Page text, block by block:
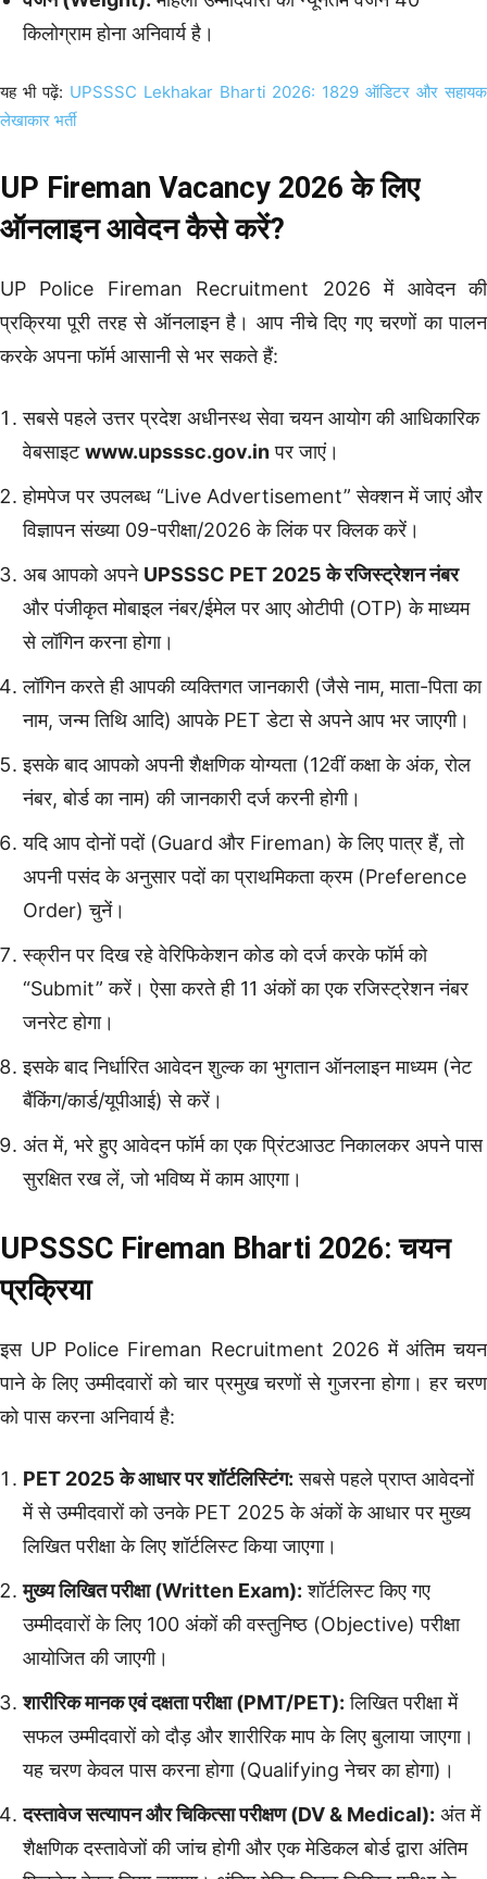
किलोग्राम होना अनिवार्य है।
यह भी पढ़ें: UPSSSC Lekhakar Bharti 2026: 1829 ऑडिटर और सहायक
लेखाकार भर्ती
UP Fireman Vacancy 2026 के लिए
ऑनलाइन आवेदन कैसे करें?
UP Police Fireman Recruitment 2026 में आवेदन की
प्रक्रिया पूरी तरह से ऑनलाइन है। आप नीचे दिए गए चरणों का पालन
करके अपना फॉर्म आसानी से भर सकते हैं:
सबसे पहले उत्तर प्रदेश अधीनस्थ सेवा चयन आयोग की आधिकारिक
वेबसाइटwww.upsssc.gov.inपर जाएं।
होमपेज पर उपलब्ध “Live Advertisement” सेक्शन में जाएं और
विज्ञापन संख्या 09-परीक्षा/2026 के लिंक पर क्लिक करें।
अब आपको अपने UPSSSC PET 2025 के रजिस्ट्रेशन नंबर
और पंजीकृत मोबाइल नंबर/ईमेल पर आए ओटीपी (OTP) के माध्यम
से लॉगिन करना होगा।
लॉगिन करते ही आपकी व्यक्तिगत जानकारी (जैसे नाम, माता-पिता का
नाम, जन्म तिथि आदि) आपके PET डेटा से अपने आप भर जाएगी।
इसके बाद आपको अपनी शैक्षणिक योग्यता (12वीं कक्षा के अंक, रोल
नंबर, बोर्ड का नाम) की जानकारी दर्ज करनी होगी।
यदि आप दोनों पदों (Guard और Fireman) के लिए पात्र हैं, तो
अपनी पसंद के अनुसार पदों का प्राथमिकता क्रम (Preference
Order) चुनें।
स्क्रीन पर दिख रहे वेरिफिकेशन कोड को दर्ज करके फॉर्म को
“Submit” करें। ऐसा करते ही 11 अंकों का एक रजिस्ट्रेशन नंबर
जनरेट होगा।
इसके बाद निर्धारित आवेदन शुल्क का भुगतान ऑनलाइन माध्यम (नेट
बैंकिंग/कार्ड/यूपीआई) से करें।
अंत में, भरे हुए आवेदन फॉर्म का एक प्रिंटआउट निकालकर अपने पास
सुरक्षित रख लें, जो भविष्य में काम आएगा।
UPSSSC Fireman Bharti 2026: चयन
प्रक्रिया
इस UP Police Fireman Recruitment 2026 में अंतिम चयन
पाने के लिए उम्मीदवारों को चार प्रमुख चरणों से गुजरना होगा। हर चरण
को पास करना अनिवार्य है:
PET 2025 के आधार पर शॉर्टलिस्टिंग: सबसे पहले प्राप्त आवेदनों
में से उम्मीदवारों को उनके PET 2025 के अंकों के आधार पर मुख्य
लिखित परीक्षा के लिए शॉर्टलिस्ट किया जाएगा।
मुख्य लिखित परीक्षा (Written Exam): शॉर्टलिस्ट किए गए
उम्मीदवारों के लिए 100 अंकों की वस्तुनिष्ठ (Objective) परीक्षा
आयोजित की जाएगी।
शारीरिक मानक एवं दक्षता परीक्षा (PMT/PET): लिखित परीक्षा में
सफल उम्मीदवारों को दौड़ और शारीरिक माप के लिए बुलाया जाएगा।
यह चरण केवल पास करना होगा (Qualifying नेचर का होगा)।
दस्तावेज सत्यापन और चिकित्सा परीक्षण (DV & Medical): अंत में
शैक्षणिक दस्तावेजों की जांच होगी और एक मेडिकल बोर्ड द्वारा अंतिम